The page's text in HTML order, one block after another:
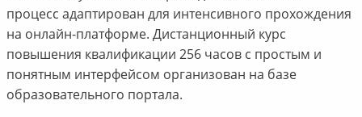
процесс адаптирован для интенсивного прохождения
на онлайн-платформе. Дистанционный курс
повышения квалификации 256 часов с простым и
понятным интерфейсом организован на базе
образовательного портала.